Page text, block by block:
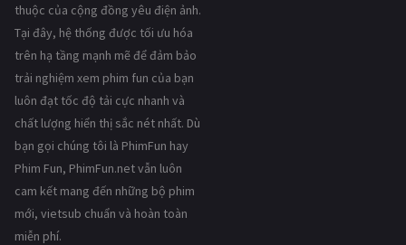
thuộc của cộng đồng yêu điện ảnh.
Tại đây, hệ thống được tối ưu hóa
trên hạ tầng mạnh mẽ để đảm bảo
trải nghiệm xem phim fun của bạn
luôn đạt tốc độ tải cực nhanh và
chất lượng hiển thị sắc nét nhất. Dù
bạn gọi chúng tôi là PhimFun hay
Phim Fun, PhimFun.net vẫn luôn
cam kết mang đến những bộ phim
mới, vietsub chuẩn và hoàn toàn
miễn phí.